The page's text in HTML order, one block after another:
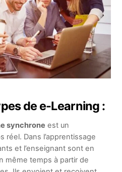
de e-Learning :
synchrone est un
réel. Dans l’apprentissage
et l’enseignant sont en
même temps à partir de